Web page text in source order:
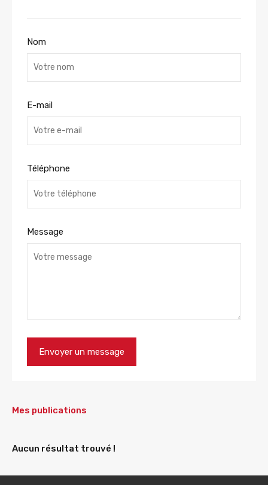
Nom
E-mail
Téléphone
Message
Mes publications
Aucun résultat trouvé !